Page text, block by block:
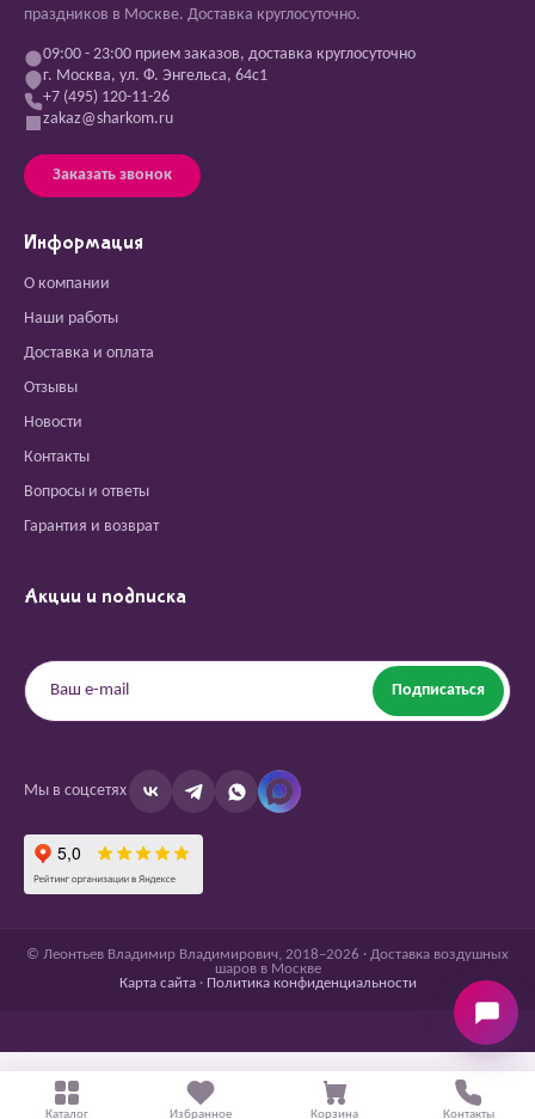
праздников в Москве. Доставка круглосуточно.
09:00 - 23:00 прием заказов, доставка круглосуточно
г. Москва, ул. Ф. Энгельса, 64с1
+7 (495) 120-11-26
zakaz@sharkom.ru
Заказать звонок
Информация
О компании
Наши работы
Доставка и оплата
Отзывы
Новости
Контакты
Вопросы и ответы
Гарантия и возврат
Акции и подписка
Подписаться
Мы в соцсетях
© Леонтьев Владимир Владимирович, 2018–2026 · Доставка воздушных
шаров в Москве
Карта сайта· Политика конфиденциальности
Каталог Избранное Корзина Контакты